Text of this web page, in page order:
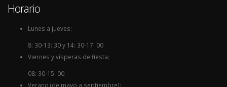
Horario
Lunes a jueves:
8: 30-13: 30 y 14: 30-17: 00
Viernes y vísperas de fiesta:
08: 30-15: 00
Verano (de mayo a septiembre):